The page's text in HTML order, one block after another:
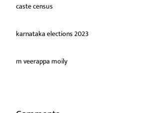
caste census
karnataka elections 2023
m veerappa moily